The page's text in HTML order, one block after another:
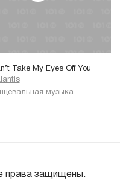
Take My Eyes Off You
музыка
права защищены.